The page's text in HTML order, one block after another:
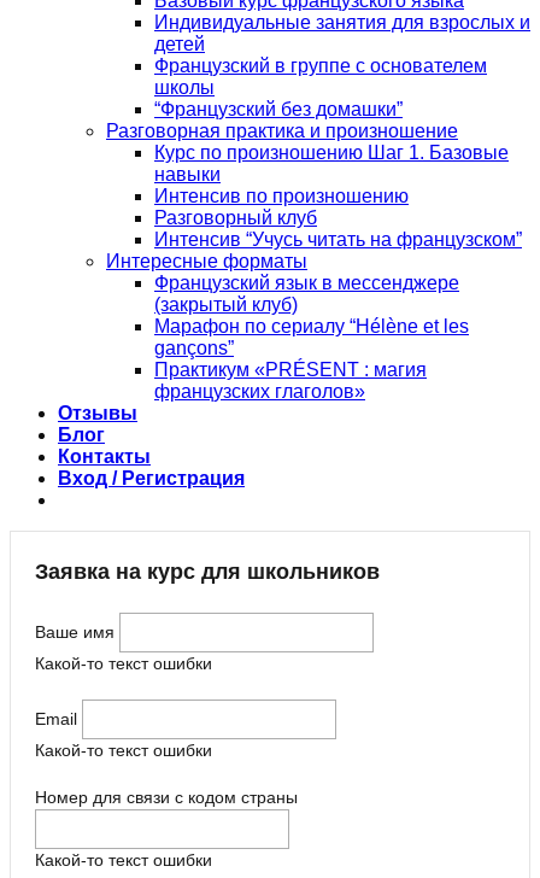
Индивидуальные занятия для взрослых и
детей
Французский в группе с основателем
школы
“Французский без домашки”
Разговорная практика и произношение
Курс по произношению Шаг 1. Базовые
навыки
Интенсив по произношению
Разговорный клуб
Интенсив “Учусь читать на французском”
Интересные форматы
Французский язык в мессенджере
(закрытый клуб)
Марафон по сериалу “Hélène et les
gançons”
Практикум «PRÉSENT : магия
французских глаголов»
Отзывы
Блог
Контакты
Вход / Регистрация
Заявка на курс для школьников
Ваше имя
Какой-то текст ошибки
Email
Какой-то текст ошибки
Номер для связи с кодом страны
Какой-то текст ошибки